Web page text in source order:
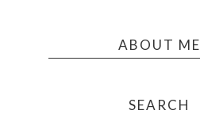
ABOUT ME
SEARCH